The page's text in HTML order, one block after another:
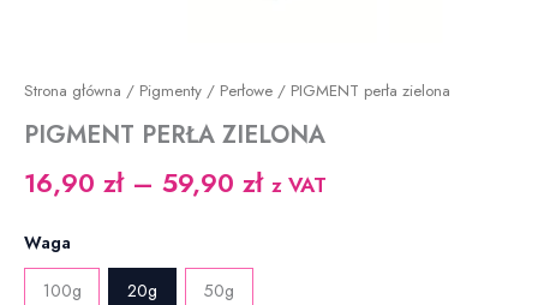
Strona główna / Pigmenty / Perłowe / PIGMENT perła zielona
PIGMENT PERŁA ZIELONA
16,90 zł – 59,90 złZakres
z VAT
Waga
100g 20g 50g